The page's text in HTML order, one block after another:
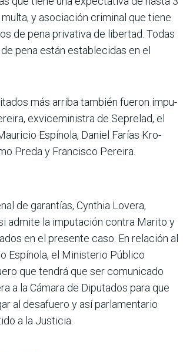
y asociación criminal que tiene
de pena privativa de liber­tad. Todas
pena están establecidas en el
más arriba también fueron impu­
exvi­ceministra de Seprelad, el
Espínola, Daniel Farías Kro­
Preda y Francisco Pereira.
de garan­tías, Cynthia Lovera,
admite la impu­tación contra Marito y
en el pre­sente caso. En relación al
Espínola, el Ministerio Público
que tendrá que ser comunicado
a la Cámara de Dipu­tados para que
al desafuero y así parla­mentario
a la Justicia.